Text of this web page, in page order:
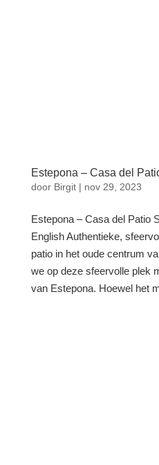
Estepona – Casa del
door Birgit| nov 29, 2023
Estepona – Casa del Patio
English Authentieke,
patio in het oude centrum
we op deze sfeervolle plek
van Estepona. Hoewel het